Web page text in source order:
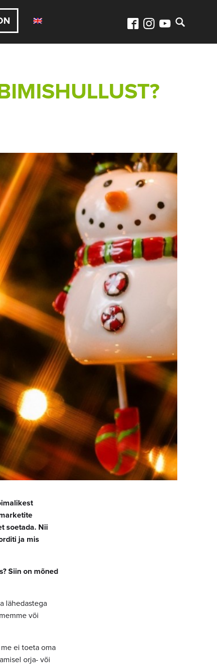
soetada. Nii
ja mis
Siin on mõned
lähedastega
või
ei toeta oma
orja- või